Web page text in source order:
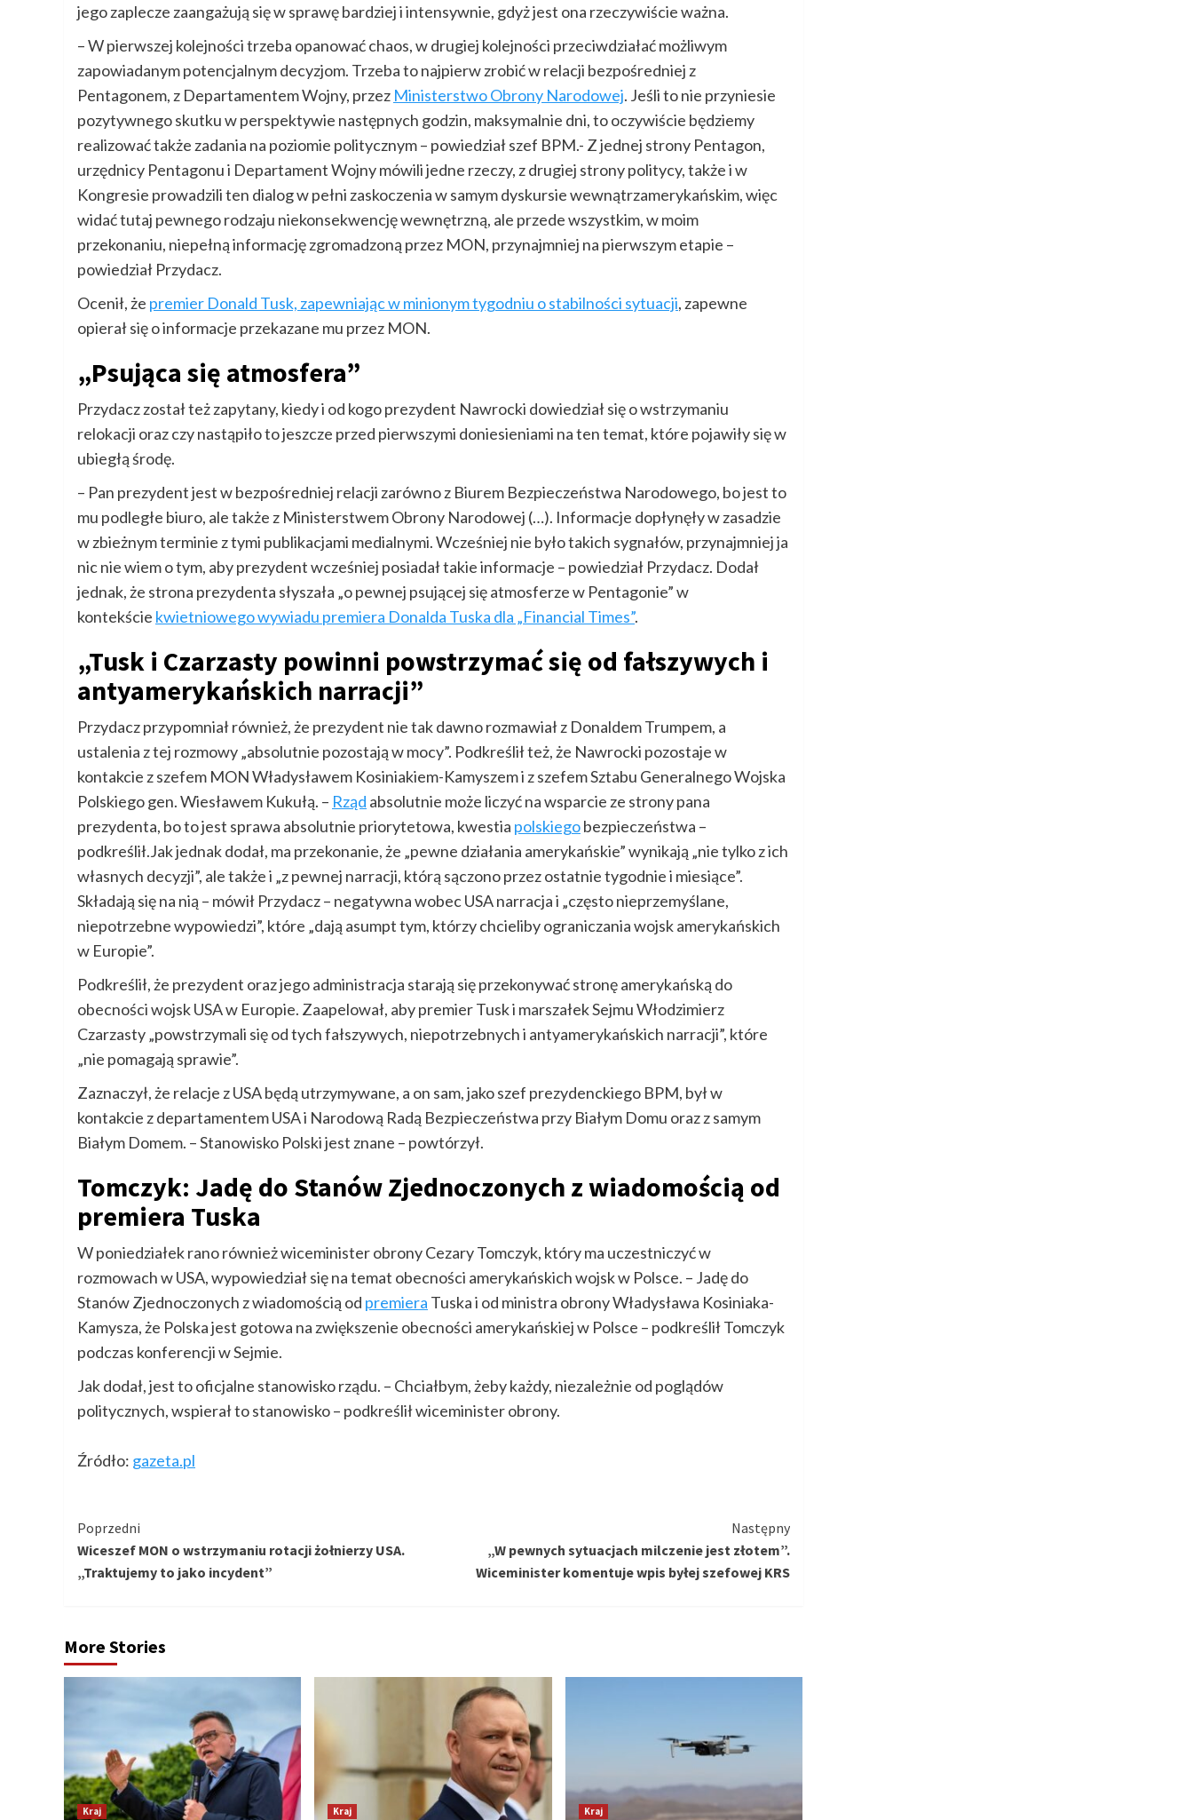
jego zaplecze zaangażują się w sprawę bardziej i intensywnie, gdyż jest ona rzeczywiście ważna.
– W pierwszej kolejności trzeba opanować chaos, w drugiej kolejności przeciwdziałać możliwym
zapowiadanym potencjalnym decyzjom. Trzeba to najpierw zrobić w relacji bezpośredniej z
Pentagonem, z Departamentem Wojny, przez Ministerstwo Obrony Narodowej. Jeśli to nie przyniesie
pozytywnego skutku w perspektywie następnych godzin, maksymalnie dni, to oczywiście będziemy
realizować także zadania na poziomie politycznym – powiedział szef BPM.- Z jednej strony Pentagon,
urzędnicy Pentagonu i Departament Wojny mówili jedne rzeczy, z drugiej strony politycy, także i w
Kongresie prowadzili ten dialog w pełni zaskoczenia w samym dyskursie wewnątrzamerykańskim, więc
widać tutaj pewnego rodzaju niekonsekwencję wewnętrzną, ale przede wszystkim, w moim
przekonaniu, niepełną informację zgromadzoną przez MON, przynajmniej na pierwszym etapie –
powiedział Przydacz.
Ocenił, że premier Donald Tusk, zapewniając w minionym tygodniu o stabilności sytuacji, zapewne
opierał się o informacje przekazane mu przez MON.
„Psująca się atmosfera”
Przydacz został też zapytany, kiedy i od kogo prezydent Nawrocki dowiedział się o wstrzymaniu
relokacji oraz czy nastąpiło to jeszcze przed pierwszymi doniesieniami na ten temat, które pojawiły się w
ubiegłą środę.
– Pan prezydent jest w bezpośredniej relacji zarówno z Biurem Bezpieczeństwa Narodowego, bo jest to
mu podległe biuro, ale także z Ministerstwem Obrony Narodowej (…). Informacje dopłynęły w zasadzie
w zbieżnym terminie z tymi publikacjami medialnymi. Wcześniej nie było takich sygnałów, przynajmniej ja
nic nie wiem o tym, aby prezydent wcześniej posiadał takie informacje – powiedział Przydacz. Dodał
jednak, że strona prezydenta słyszała „o pewnej psującej się atmosferze w Pentagonie” w
kontekście kwietniowego wywiadu premiera Donalda Tuska dla „Financial Times”.
„Tusk i Czarzasty powinni powstrzymać się od fałszywych i
antyamerykańskich narracji”
Przydacz przypomniał również, że prezydent nie tak dawno rozmawiał z Donaldem Trumpem, a
ustalenia z tej rozmowy „absolutnie pozostają w mocy”. Podkreślił też, że Nawrocki pozostaje w
kontakcie z szefem MON Władysławem Kosiniakiem-Kamyszem i z szefem Sztabu Generalnego Wojska
Polskiego gen. Wiesławem Kukułą. – Rząd absolutnie może liczyć na wsparcie ze strony pana
prezydenta, bo to jest sprawa absolutnie priorytetowa, kwestia polskiegobezpieczeństwa –
podkreślił.Jak jednak dodał, ma przekonanie, że „pewne działania amerykańskie” wynikają „nie tylko z ich
własnych decyzji”, ale także i „z pewnej narracji, którą sączono przez ostatnie tygodnie i miesiące”.
Składają się na nią – mówił Przydacz – negatywna wobec USA narracja i „często nieprzemyślane,
niepotrzebne wypowiedzi”, które „dają asumpt tym, którzy chcieliby ograniczania wojsk amerykańskich
w Europie”.
Podkreślił, że prezydent oraz jego administracja starają się przekonywać stronę amerykańską do
obecności wojsk USA w Europie. Zaapelował, aby premier Tusk i marszałek Sejmu Włodzimierz
Czarzasty „powstrzymali się od tych fałszywych, niepotrzebnych i antyamerykańskich narracji”, które
„nie pomagają sprawie”.
Zaznaczył, że relacje z USA będą utrzymywane, a on sam, jako szef prezydenckiego BPM, był w
kontakcie z departamentem USA i Narodową Radą Bezpieczeństwa przy Białym Domu oraz z samym
Białym Domem. – Stanowisko Polski jest znane – powtórzył.
Tomczyk: Jadę do Stanów Zjednoczonych z wiadomością od
premiera Tuska
W poniedziałek rano również wiceminister obrony Cezary Tomczyk, który ma uczestniczyć w
rozmowach w USA, wypowiedział się na temat obecności amerykańskich wojsk w Polsce. – Jadę do
Stanów Zjednoczonych z wiadomością od premiera Tuska i od ministra obrony Władysława Kosiniaka-
Kamysza, że Polska jest gotowa na zwiększenie obecności amerykańskiej w Polsce – podkreślił Tomczyk
podczas konferencji w Sejmie.
Jak dodał, jest to oficjalne stanowisko rządu. – Chciałbym, żeby każdy, niezależnie od poglądów
politycznych, wspierał to stanowisko – podkreślił wiceminister obrony.
Źródło: gazeta.pl
Kontynuuj
czytanie
Poprzedni
Wiceszef MON o wstrzymaniu rotacji żołnierzy USA.
„Traktujemy to jako incydent”
Następny
„W pewnych sytuacjach milczenie jest złotem”.
Wiceminister komentuje wpis byłej szefowej KRS
More Stories
Kraj Kraj Kraj